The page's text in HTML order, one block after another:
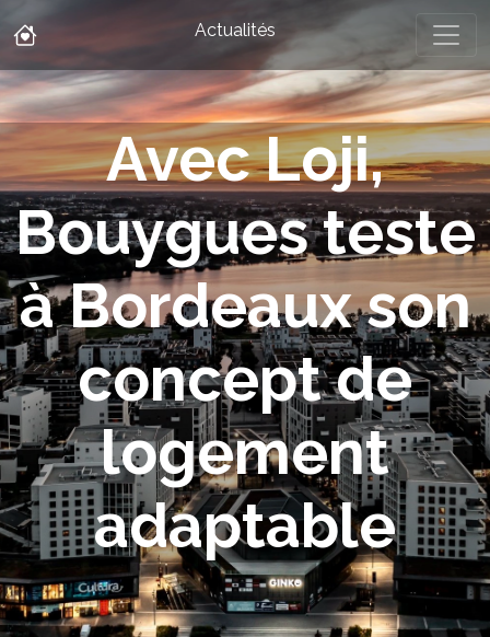
Actualités
Avec Loji,
Bouygues teste
à Bordeaux son
concept de
logement
adaptable